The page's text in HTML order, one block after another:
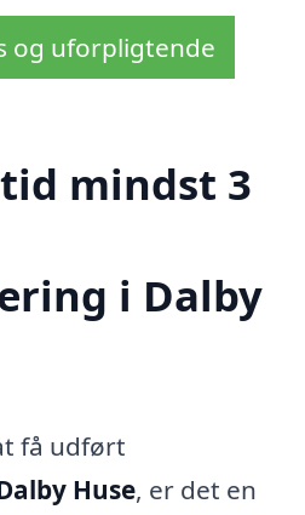
og uforpligtende
mindst 3
i Dalby
få udført
Huse, er det en